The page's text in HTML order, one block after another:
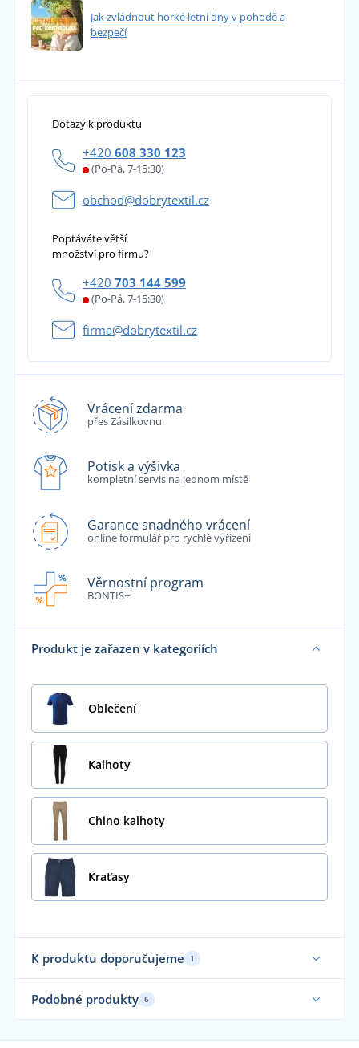
Jak zvládnout horké letní dny v pohodě a
bezpečí
Dotazy k produktu
+420 608 330 123
(Po-Pá, 7-15:30)
obchod@dobrytextil.cz
Poptáváte větší
množství pro firmu?
+420 703 144 599
(Po-Pá, 7-15:30)
firma@dobrytextil.cz
Vrácení zdarma
přes Zásilkovnu
Potisk a výšivka
kompletní servis na jednom místě
Garance snadného vrácení
online formulář pro rychlé vyřízení
Věrnostní program
BONTIS+
Produkt je zařazen v kategoriích
Oblečení
Kalhoty
Chino kalhoty
Kraťasy
K produktu doporučujeme 1
Podobné produkty 6